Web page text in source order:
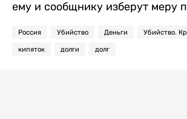
ему и сообщнику изберут меру
Россия Убийство Деньги Убийство.
кипяток долги долг